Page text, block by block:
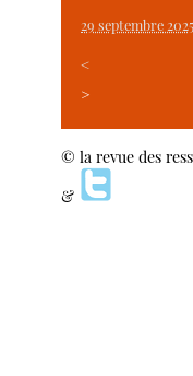
29 septembre 2025
<
>
© la revue des
&